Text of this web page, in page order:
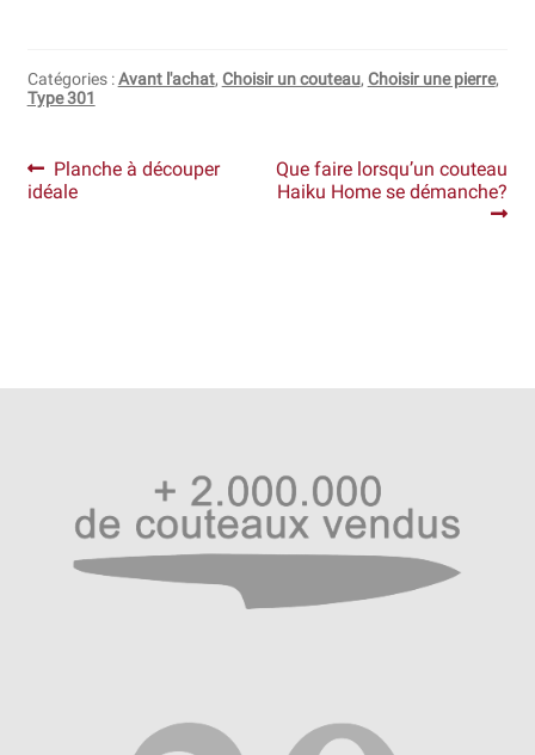
Téléchargements
Tous les articles
Catégories :Avant l'achat, Choisir un couteau, Choisir une pierre,
Type 301
Navigation
de
Article
précédent :
Planche à découper
idéale
Article
suivant :
Que faire lorsqu’un couteau
Haiku Home se démanche?